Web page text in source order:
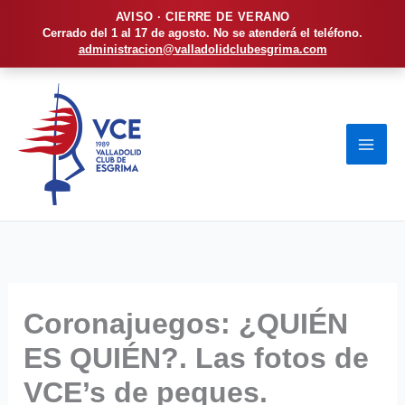
AVISO · CIERRE DE VERANO
Cerrado del 1 al 17 de agosto. No se atenderá el teléfono.
administracion@valladolidclubesgrima.com
contenido
Coronajuegos: ¿QUIÉN
ES QUIÉN?. Las fotos de
VCE’s de peques.